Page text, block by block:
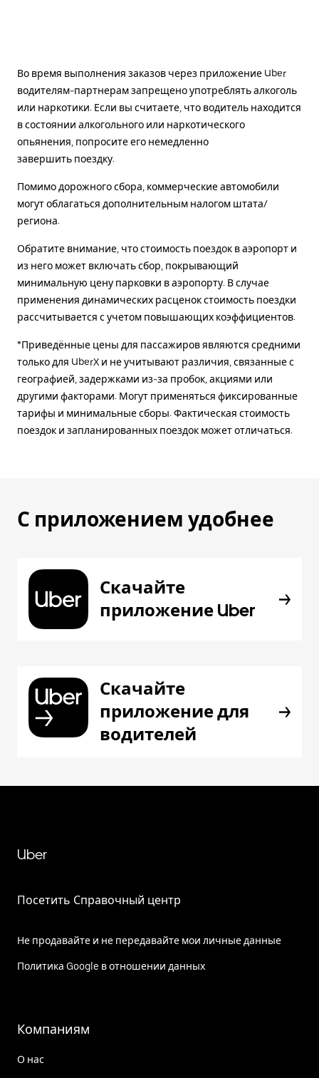
Во время выполнения заказов через приложение Uber
водителям-партнерам запрещено употреблять алкоголь
или наркотики. Если вы считаете, что водитель находится
в состоянии алкогольного или наркотического
опьянения, попросите его немедленно
завершить поездку.
Помимо дорожного сбора, коммерческие автомобили
могут облагаться дополнительным налогом штата/
региона.
Обратите внимание, что стоимость поездок в аэропорт и
из него может включать сбор, покрывающий
минимальную цену парковки в аэропорту. В случае
применения динамических расценок стоимость поездки
рассчитывается с учетом повышающих коэффициентов.
*Приведённые цены для пассажиров являются средними
только для UberX и не учитывают различия, связанные с
географией, задержками из-за пробок, акциями или
другими факторами. Могут применяться фиксированные
тарифы и минимальные сборы. Фактическая стоимость
поездок и запланированных поездок может отличаться.
С приложением удобнее
Скачайте
приложение Uber
Скачайте
приложение для
водителей
Uber
Посетить Справочный центр
Не продавайте и не передавайте мои личные данные
Политика Google в отношении данных
Компаниям
О нас